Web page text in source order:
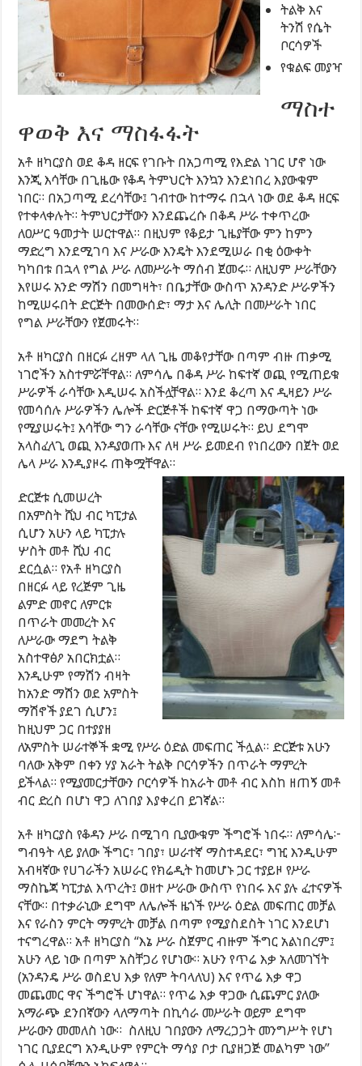
ትልቅ እና
ትንሽ የሴት
ቦርሳዎች
የቁልፍ መያዣ
ማስተ
ዋወቅ እና ማስፋፋት
አቶ ዘካርያስ ወደ ቆዳ ዘርፍ የገቡት በአጋጣሚ የእድል ነገር ሆኖ ነው
እንጂ እሳቸው በጊዜው የቆዳ ትምህርት እንኳን እንደነበረ እያውቁም
ነበር። በአጋጣሚ ደረሳቸው፤ ገብተው ከተማሩ በኋላ ነው ወደ ቆዳ ዘርፍ
የተቀላቀሉት። ትምህርታቸውን እንደጨረሱ በቆዳ ሥራ ተቀጥረው
ለዐሥር ዓመታት ሠርተዋል። በዚህም የቆይታ ጊዜያቸው ምን ከምን
ማድረግ እንደሚገባ እና ሥራው እንዴት እንደሚሠራ በቂ ዕውቀት
ካካበቱ በኋላ የግል ሥራ ለመሥራት ማሰብ ጀመሩ። ለዚህም ሥራቸውን
እየሠሩ አንድ ማሽን በመግዛት፣ በቤታቸው ውስጥ አንዳንድ ሥራዎችን
ከሚሠሩበት ድርጅት በመውሰድ፣ ማታ እና ሌሊት በመሥራት ነበር
የግል ሥራቸውን የጀመሩት።
አቶ ዘካርያስ በዘርፉ ረዘም ላለ ጊዜ መቆየታቸው በጣም ብዙ ጠቃሚ
ነገሮችን አስተምሯቸዋል። ለምሳሌ በቆዳ ሥራ ከፍተኛ ወጪ የሚጠይቁ
ሥራዎች ራሳቸው እዲሠሩ አስችሏቸዋል። እንደ ቆረጣ እና ዲዛይን ሥራ
የመሳሰሉ ሥራዎችን ሌሎች ድርጅቶች ከፍተኛ ዋጋ በማውጣት ነው
የሚያሠሩት፤ እሳቸው ግን ራሳቸው ናቸው የሚሠሩት። ይህ ደግሞ
አላስፈላጊ ወጪ እንዳያወጡ እና ለዛ ሥራ ይመደብ የነበረውን በጀት ወደ
ሌላ ሥራ እንዲያዞሩ ጠቅሟቸዋል።
ድርጅቱ ሲመሠረት
በአምስት ሺህ ብር ካፒታል
ሲሆን አሁን ላይ ካፒታሉ
ሦስት መቶ ሺህ ብር
ደርሷል። የአቶ ዘካርያስ
በዘርፉ ላይ የረጅም ጊዜ
ልምድ መኖር ለምርቱ
በጥራት መመረት እና
ለሥራው ማደግ ትልቅ
አስተዋፅዖ አበርክቷል።
እንዲሁም የማሽን ብዛት
ከአንድ ማሽን ወደ አምስት
ማሽኖች ያደገ ሲሆን፤
ከዚህም ጋር በተያያዘ
ለአምስት ሠራተኞች ቋሚ የሥራ ዕድል መፍጠር ችሏል። ድርጅቱ አሁን
ባለው አቅም በቀን ሃያ አራት ትልቅ ቦርሳዎችን በጥራት ማምረት
ይችላል። የሚያመርታቸውን ቦርሳዎች ከአራት መቶ ብር እስከ ዘጠኝ መቶ
ብር ድረስ በሆነ ዋጋ ለገበያ እያቀረበ ይገኛል።
አቶ ዘካርያስ የቆዳን ሥራ በሚገባ ቢያውቁም ችግሮች ነበሩ። ለምሳሌ፦
ግብዓት ላይ ያለው ችግር፣ ገበያ፣ ሠራተኛ ማስተዳደር፣ ግዢ እንዲሁም
አብዛኛው የሀገራችን አሠራር የክሬዲት ከመሆኑ ጋር ተያይዞ የሥራ
ማስኬጃ ካፒታል እጥረት፤ ወዘተ ሥራው ውስጥ የነበሩ እና ያሉ ፈተናዎች
ናቸው። በተቃራኒው ደግሞ ለሌሎች ዜጎች የሥራ ዕድል መፍጠር መቻል
እና የራስን ምርት ማምረት መቻል በጣም የሚያስደስት ነገር እንደሆነ
ተናግረዋል። አቶ ዘካርያስ “እኔ ሥራ ስጀምር ብዙም ችግር አልነበረም፤
አሁን ላይ ነው በጣም አስቸጋሪ የሆነው። አሁን የጥሬ እቃ አለመገኘት
(አንዳንዴ ሥራ ወስደህ እቃ የለም ትባላለህ) እና የጥሬ እቃ ዋጋ
መጨመር ዋና ችግሮች ሆነዋል። የጥሬ እቃ ዋጋው ሲጨምር ያለው
አማራጭ ደንበኛውን ላለማጣት በኪሳራ መሥራት ወይም ደግሞ
ሥራውን መመለስ ነው። ስለዚህ ገበያውን ለማረጋጋት መንግሥት የሆነ
ነገር ቢያደርግ አንዲሁም የምርት ማሳያ ቦታ ቢያዘጋጅ መልካም ነው”